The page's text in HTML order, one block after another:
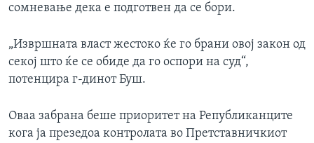
сомневање дека е подготвен да се бори.
„Извршната власт жестоко ќе го брани овој закон од
секој што ќе се обиде да го оспори на суд“,
потенцира г-динот Буш.
Оваа забрана беше приоритет на Републиканците
кога ја презедоа контролата во Претставничкиот